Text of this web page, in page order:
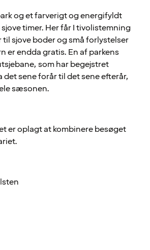
og et farverigt og energifyldt
timer. Her får I tivolistemning
sjove boder og små forlystelser
er endda gratis. En af parkens
som har begejstret
det sene forår til det sene efterår,
sæsonen.
er oplagt at kombinere besøget